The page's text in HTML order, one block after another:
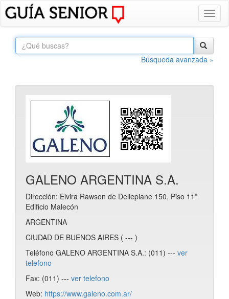
Búsqueda avanzada »
GALENO ARGENTINA S.A.
Dirección: Elvira Rawson de Dellepiane 150, Piso 11º
Edificio Malecón
ARGENTINA
CIUDAD DE BUENOS AIRES ( --- )
Teléfono GALENO ARGENTINA S.A.: (011) --- ver
telefono
Fax: (011) --- ver telefono
Web: https://www.galeno.com.ar/